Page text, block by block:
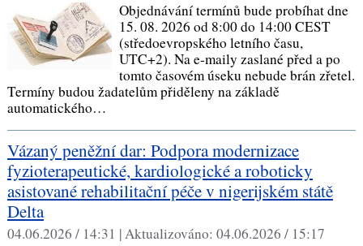
Objednávání termínů bude probíhat dne
15. 08. 2026 od 8:00 do 14:00 CEST
(středoevropského letního času,
UTC+2). Na e-maily zaslané před a po
tomto časovém úseku nebude brán zřetel.
Termíny budou žadatelům přiděleny na základě
automatického…
Vázaný peněžní dar: Podpora modernizace
fyzioterapeutické, kardiologické a roboticky
asistované rehabilitační péče v nigerijském státě
Delta
04.06.2026 / 14:31 |Aktualizováno: 04.06.2026 / 15:17